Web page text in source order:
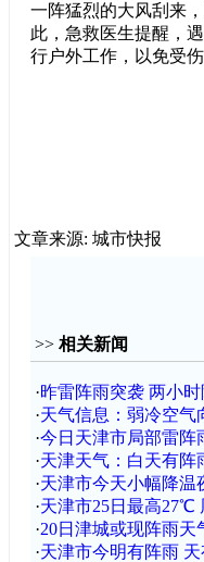
一阵猛烈的大风刮来
此，急救医生提醒，
行户外工作，以免受
文章来源: 城市快报
>> 相关新闻
·昨雷阵雨突袭 两小
·天气信息：弱冷空气
·今日天津市局部雷阵
·天津天气：白天有阵
·天津市今天小幅降温
·天津市25日最高27℃
·20日津城或现阵雨
·天津市今明有阵雨 天